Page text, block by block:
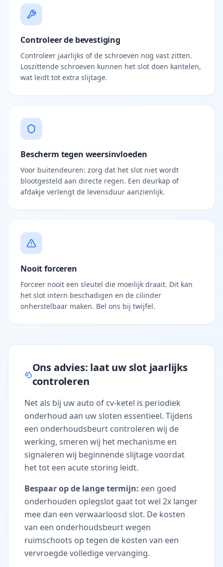
Controleer de bevestiging
Controleer jaarlijks of de schroeven nog vast zitten.
Loszittende schroeven kunnen het slot doen kantelen,
wat leidt tot extra slijtage.
Bescherm tegen weersinvloeden
Voor buitendeuren: zorg dat het slot niet wordt
blootgesteld aan directe regen. Een deurkap of
afdakje verlengt de levensduur aanzienlijk.
Nooit forceren
Forceer nooit een sleutel die moeilijk draait. Dit kan
het slot intern beschadigen en de cilinder
onherstelbaar maken. Bel ons bij twijfel.
Ons advies: laat uw slot jaarlijks
controleren
Net als bij uw auto of cv-ketel is periodiek
onderhoud aan uw sloten essentieel. Tijdens
een onderhoudsbeurt controleren wij de
werking, smeren wij het mechanisme en
signaleren wij beginnende slijtage voordat
het tot een acute storing leidt.
Bespaar op de lange termijn: een goed
onderhouden oplegslot gaat tot wel 2x langer
mee dan een verwaarloosd slot. De kosten
van een onderhoudsbeurt wegen
ruimschoots op tegen de kosten van een
vervroegde volledige vervanging.